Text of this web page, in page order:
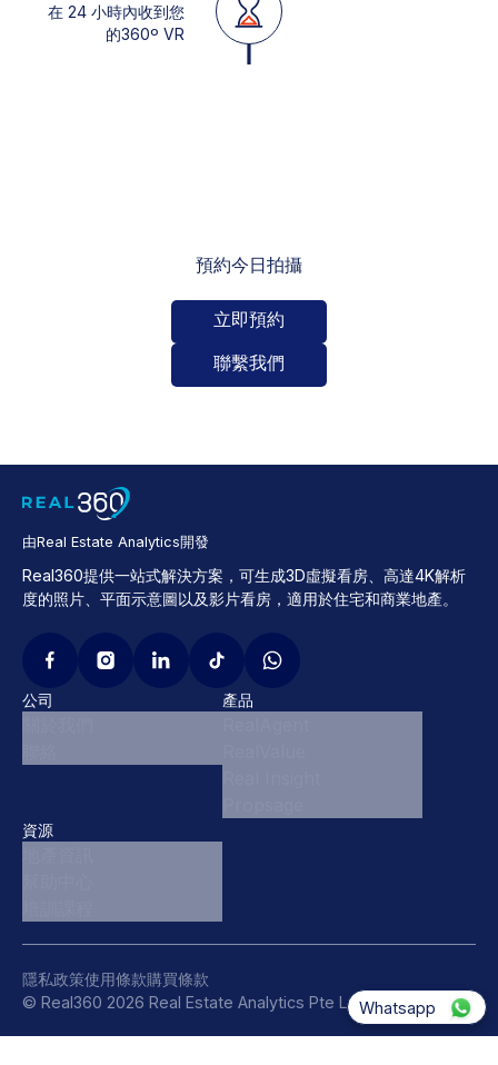
Whatsapp
在 24 小時內收到您
的360º VR
預約今日拍攝
立即預約
聯繫我們
由Real Estate Analytics開發
Real360提供一站式解決方案，可生成3D虛擬看房、高達4K解析
度的照片、平面示意圖以及影片看房，適用於住宅和商業地產。
公司 產品
資源
© Real360 2026 Real Estate Analytics Pte Ltd, 新加坡
隱私政策使用條款購買條款